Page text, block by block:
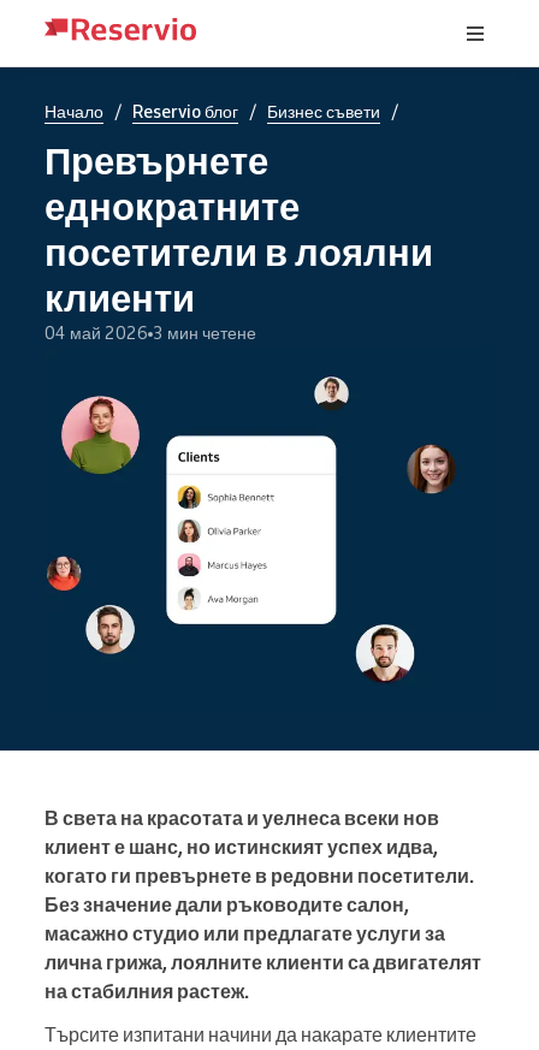
Начало / Reservio блог / Бизнес съвети /
Превърнете
еднократните
посетители в лоялни
клиенти
04 май 2026 3 мин четене
В света на красотата и уелнеса всеки нов
клиент е шанс, но истинският успех идва,
когато ги превърнете в редовни посетители.
Без значение дали ръководите салон,
масажно студио или предлагате услуги за
лична грижа, лоялните клиенти са двигателят
на стабилния растеж.
Търсите изпитани начини да накарате клиентите